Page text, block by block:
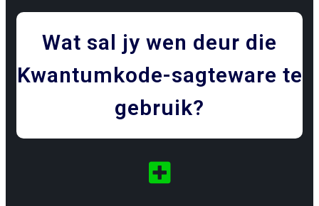
Wat sal jy wen deur die
Kwantumkode-sagteware te
gebruik?